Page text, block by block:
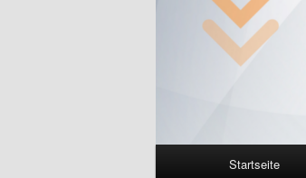
Startseite